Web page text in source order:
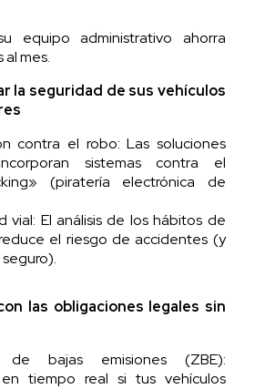
equipo administrativo ahorra
al mes.
la seguridad de sus vehículos
contra el robo: Las soluciones
sistemas contra el
(piratería electrónica de
vial: El análisis de los hábitos de
el riesgo de accidentes (y
las obligaciones legales sin
de bajas emisiones (ZBE):
tiempo real si tus vehículos